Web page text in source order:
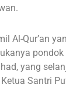
Al-Qur’an
yang
Santri